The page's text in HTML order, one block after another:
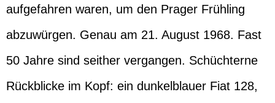
aufgefahren waren, um den Prager Frühling
abzuwürgen. Genau am 21. August 1968. Fast
50 Jahre sind seither vergangen. Schüchterne
Rückblicke im Kopf: ein dunkelblauer Fiat 128,